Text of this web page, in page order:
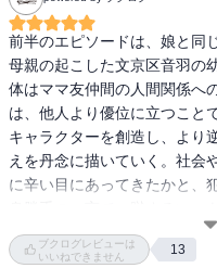
前半のエピソードは、娘と同
母親の起こした文京区音羽の
体はママ友仲間の人間関係へ
は、他人より優位に立つこと
キャラクターを創造し、より
えを丹念に描いていく。社会
に辛い目にあってきたかと、
などを参考にしながら、人間
者と一緒にどうあるべきだっ
ブクログレビューは
いいねできません
13